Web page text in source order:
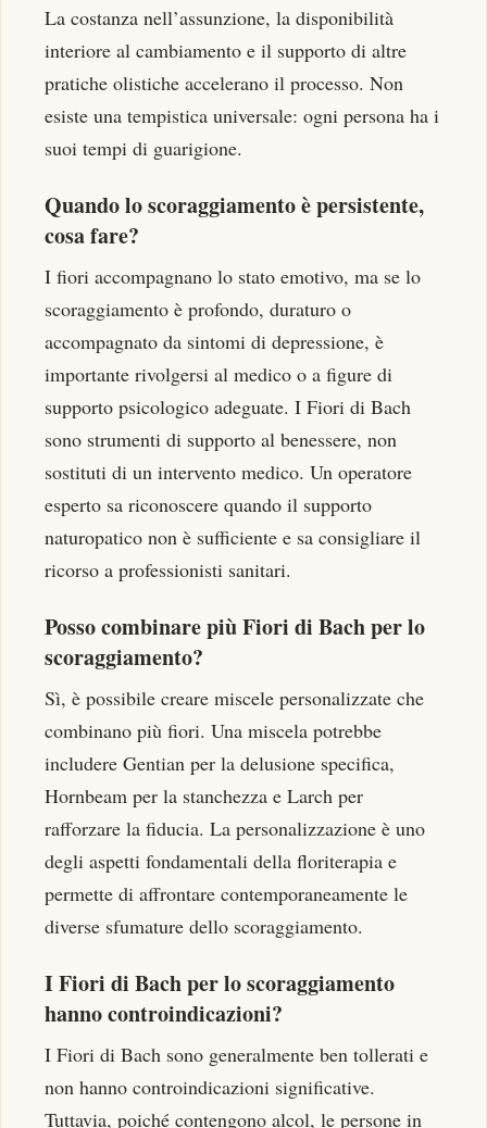
La costanza nell’assunzione, la disponibilità
interiore al cambiamento e il supporto di altre
pratiche olistiche accelerano il processo. Non
esiste una tempistica universale: ogni persona ha i
suoi tempi di guarigione.
Quando lo scoraggiamento è persistente,
cosa fare?
I fiori accompagnano lo stato emotivo, ma se lo
scoraggiamento è profondo, duraturo o
accompagnato da sintomi di depressione, è
importante rivolgersi al medico o a figure di
supporto psicologico adeguate. I Fiori di Bach
sono strumenti di supporto al benessere, non
sostituti di un intervento medico. Un operatore
esperto sa riconoscere quando il supporto
naturopatico non è sufficiente e sa consigliare il
ricorso a professionisti sanitari.
Posso combinare più Fiori di Bach per lo
scoraggiamento?
Sì, è possibile creare miscele personalizzate che
combinano più fiori. Una miscela potrebbe
includere Gentian per la delusione specifica,
Hornbeam per la stanchezza e Larch per
rafforzare la fiducia. La personalizzazione è uno
degli aspetti fondamentali della floriterapia e
permette di affrontare contemporaneamente le
diverse sfumature dello scoraggiamento.
I Fiori di Bach per lo scoraggiamento
hanno controindicazioni?
I Fiori di Bach sono generalmente ben tollerati e
non hanno controindicazioni significative.
Tuttavia, poiché contengono alcol, le persone in